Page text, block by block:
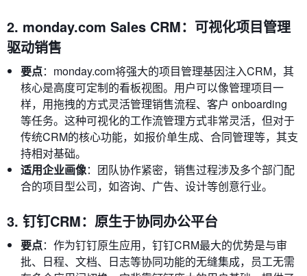
2. monday.com Sales CRM：可视化项目管理
驱动销售
要点：monday.com将强大的项目管理基因注入CRM，其
核心是高度可定制的看板视图。用户可以像管理项目一
样，用拖拽的方式灵活管理销售流程、客户 onboarding
等任务。这种可视化的工作流管理方式非常灵活，但对于
传统CRM的核心功能，如报价单生成、合同管理等，其支
持相对基础。
适用企业画像：团队协作紧密，销售过程涉及多个部门配
合的项目型公司，如咨询、广告、设计等创意行业。
3. 钉钉CRM：原生于协同办公平台
要点：作为钉钉原生应用，钉钉CRM最大的优势是与审
批、日程、文档、日志等协同功能的无缝集成，员工无需